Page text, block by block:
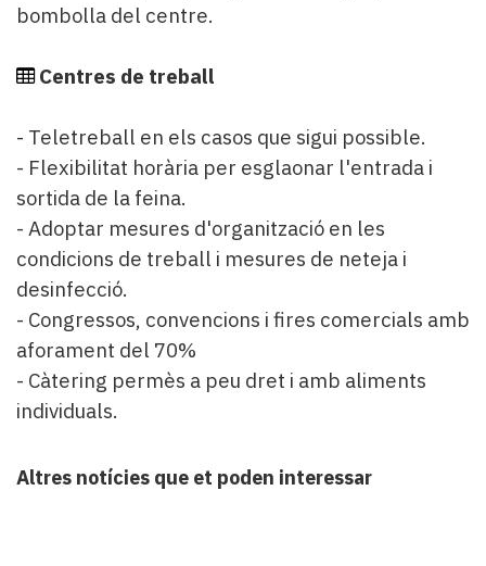
bombolla del centre.
Centres de treball
- Teletreball en els casos que sigui possible.
- Flexibilitat horària per esglaonar l'entrada i
sortida de la feina.
- Adoptar mesures d'organització en les
condicions de treball i mesures de neteja i
desinfecció.
- Congressos, convencions i fires comercials amb
aforament del 70%
- Càtering permès a peu dret i amb aliments
individuals.
Altres notícies que et poden interessar